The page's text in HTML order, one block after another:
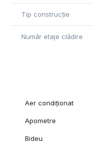
Tip construcție
Număr etaje clădire
Aer condiționat
Apometre
Bideu